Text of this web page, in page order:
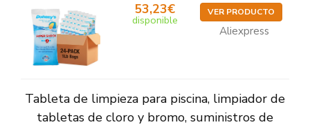
53,23€
disponible
VER PRODUCTO
Aliexpress
Tableta de limpieza para piscina, limpiador de
tabletas de cloro y bromo, suministros de